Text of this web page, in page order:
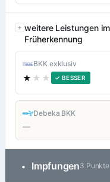
weitere Leistungen
Früherkennung
BKK exklusiv
★ ★★ ✓ BESSER
Debeka BKK
—
• Impfungen3 Punkte